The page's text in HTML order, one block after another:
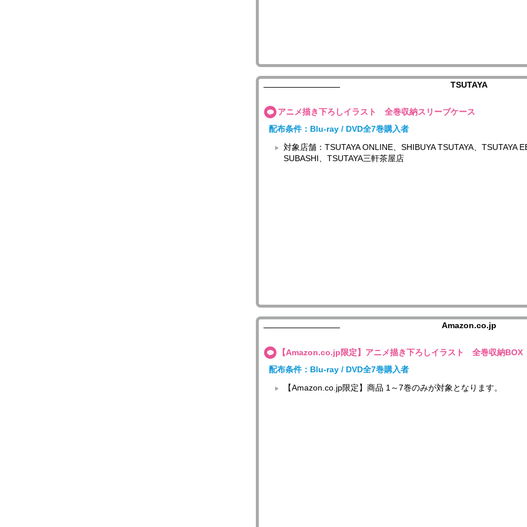
TSUTAYA
アニメ描き下ろしイラスト 全巻収納スリーブケース
配布条件：Blu-ray / DVD全7巻購入者
対象店舗：TSUTAYA ONLINE、SHIBUYA TSUTAYA、TSUTAYA
SUBASHI、TSUTAYA三軒茶屋店
Amazon.co.jp
【Amazon.co.jp限定】アニメ描き下ろしイラスト 全巻収納BOX
配布条件：Blu-ray / DVD全7巻購入者
【Amazon.co.jp限定】商品 1～7巻のみが対象となります。